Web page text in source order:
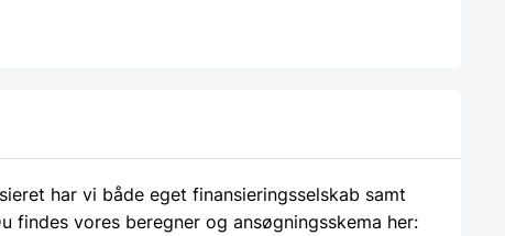
har vi både eget finansieringsselskab samt
findes vores beregner og ansøgningsskema her: